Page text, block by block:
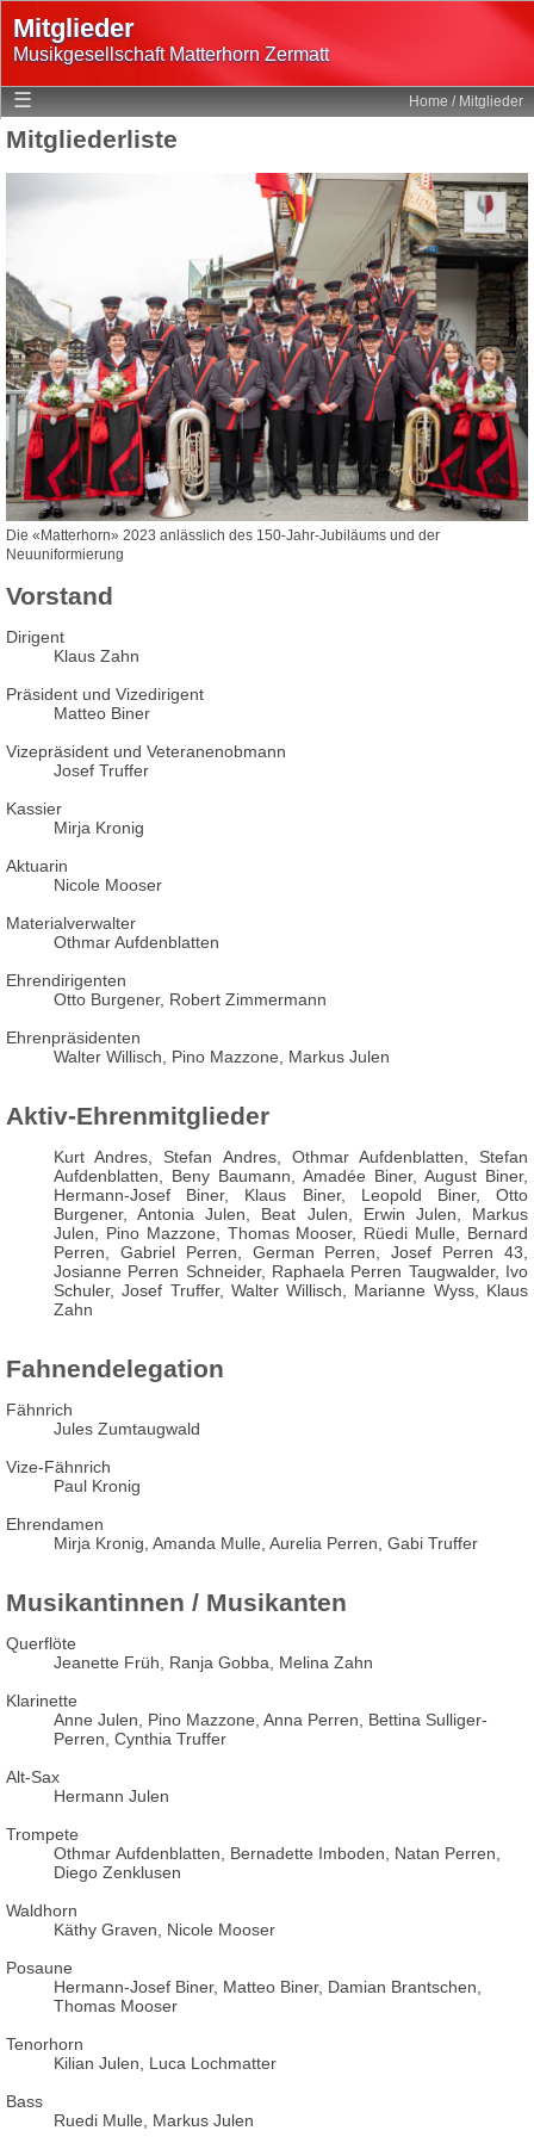
Mitglieder
Musikgesellschaft Matterhorn Zermatt
☰ Home / Mitglieder
Home
Mitglieder
Programm
Geschichte
Statuten
Links
Login
Mitgliederliste
Die «Matterhorn» 2023 anlässlich des 150-Jahr-Jubiläums und der
Neuuniformierung
Vorstand
Dirigent
Klaus Zahn
Präsident und Vizedirigent
Matteo Biner
Vizepräsident und Veteranenobmann
Josef Truffer
Kassier
Mirja Kronig
Aktuarin
Nicole Mooser
Materialverwalter
Othmar Aufdenblatten
Ehrendirigenten
Otto Burgener, Robert Zimmermann
Ehrenpräsidenten
Walter Willisch, Pino Mazzone, Markus Julen
Aktiv-Ehrenmitglieder
Kurt Andres, Stefan Andres, Othmar Aufdenblatten, Stefan
Aufdenblatten, Beny Baumann, Amadée Biner, August Biner,
Hermann-Josef Biner, Klaus Biner, Leopold Biner, Otto
Burgener, Antonia Julen, Beat Julen, Erwin Julen, Markus
Julen, Pino Mazzone, Thomas Mooser, Rüedi Mulle, Bernard
Perren, Gabriel Perren, German Perren,Josef Perren 43,
Josianne Perren Schneider, Raphaela Perren Taugwalder, Ivo
Schuler, Josef Truffer, Walter Willisch, Marianne Wyss, Klaus
Zahn
Fahnendelegation
Fähnrich
Jules Zumtaugwald
Vize-Fähnrich
Paul Kronig
Ehrendamen
Mirja Kronig, Amanda Mulle, Aurelia Perren, Gabi Truffer
Musikantinnen / Musikanten
Querflöte
Jeanette Früh, Ranja Gobba, Melina Zahn
Klarinette
Anne Julen, Pino Mazzone, Anna Perren, Bettina Sulliger-
Perren, Cynthia Truffer
Alt-Sax
Hermann Julen
Trompete
Othmar Aufdenblatten, Bernadette Imboden, Natan Perren,
Diego Zenklusen
Waldhorn
Käthy Graven, Nicole Mooser
Posaune
Hermann-Josef Biner, Matteo Biner, Damian Brantschen,
Thomas Mooser
Tenorhorn
Kilian Julen, Luca Lochmatter
Bass
Ruedi Mulle, Markus Julen